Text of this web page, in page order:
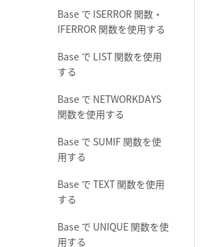
Base で ISERROR 関数・
IFERROR 関数を使用する
Base で LIST 関数を使用
する
Base で NETWORKDAYS
関数を使用する
Base で SUMIF 関数を使
用する
Base で TEXT 関数を使用
する
Base で UNIQUE 関数を使
用する